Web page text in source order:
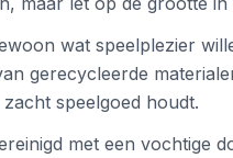
wat speelplezier
gerecycleerde
speelgoed houdt.
met een vochtige